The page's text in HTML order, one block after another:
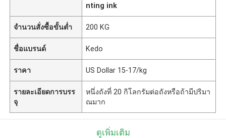
nting ink
จำนวนสั่งซื้อขั้นต่ำ 200 KG
ชื่อแบรนด์ Kedo
ราคา US Dollar 15-17/kg
รายละเอียดการบรร
จุ
หนึ่งถังที่ 20 กิโลกรัมต่อถังหรือถ้ามีปริมา
ณมาก
ดูเพิ่มเติม